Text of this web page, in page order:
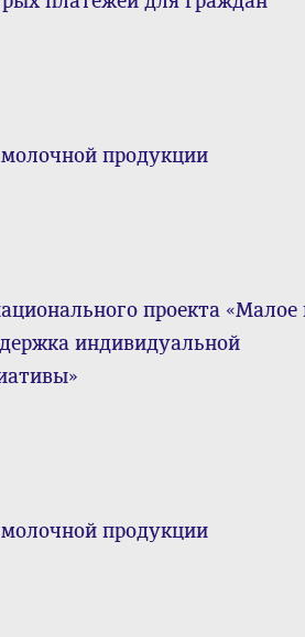
продукции
проекта «Малое
индивидуальной
продукции